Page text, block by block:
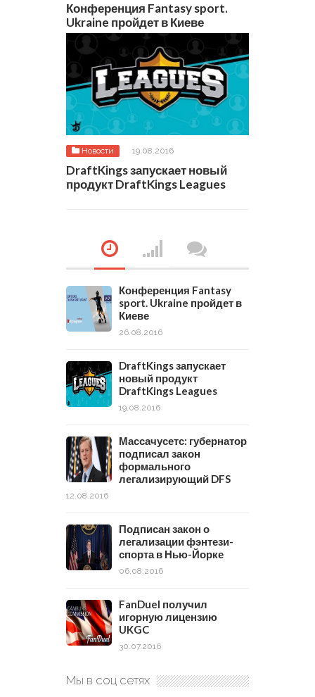
Конференция Fantasy sport.
Ukraine пройдет в Киеве
Новости 19.08.2016
DraftKings запускает новый
продукт DraftKings Leagues
Конференция Fantasy
sport. Ukraine пройдет в
Киеве
26.08.2016
DraftKings запускает
новый продукт
DraftKings Leagues
19.08.2016
Массачусетс: губернатор
подписал закон
формального
легализирующий DFS
12.08.2016
Подписан закон о
легализации фэнтези-
спорта в Нью-Йорке
06.08.2016
FanDuel получил
игорную лицензию
UKGC
30.07.2016
Мы в соц сетях